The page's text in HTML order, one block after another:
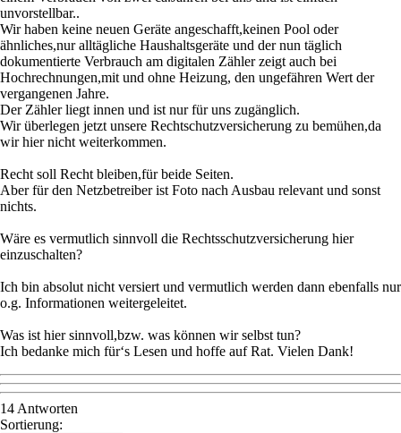
unvorstellbar..
Wir haben keine neuen Geräte angeschafft,keinen Pool oder
ähnliches,nur alltägliche Haushaltsgeräte und der nun täglich
dokumentierte Verbrauch am digitalen Zähler zeigt auch bei
Hochrechnungen,mit und ohne Heizung, den ungefähren Wert der
vergangenen Jahre.
Der Zähler liegt innen und ist nur für uns zugänglich.
Wir überlegen jetzt unsere Rechtschutzversicherung zu bemühen,da
wir hier nicht weiterkommen.
Recht soll Recht bleiben,für beide Seiten.
Aber für den Netzbetreiber ist Foto nach Ausbau relevant und sonst
nichts.
Wäre es vermutlich sinnvoll die Rechtsschutzversicherung hier
einzuschalten?
Ich bin absolut nicht versiert und vermutlich werden dann ebenfalls nur
o.g. Informationen weitergeleitet.
Was ist hier sinnvoll,bzw. was können wir selbst tun?
Ich bedanke mich für‘s Lesen und hoffe auf Rat. Vielen Dank!
14 Antworten
Sortierung: